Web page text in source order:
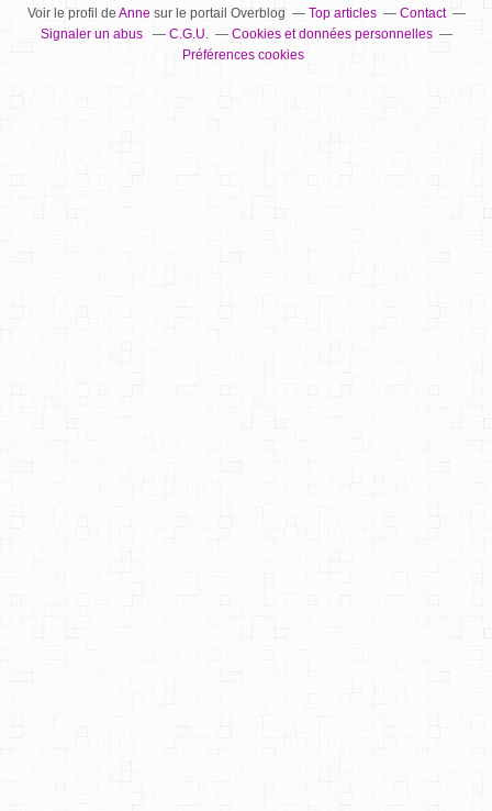
Voir le profil de Annesur le portail Overblog Top articles
Contact
Signaler un abus
C.G.U.
Cookies et données personnelles
Préférences cookies